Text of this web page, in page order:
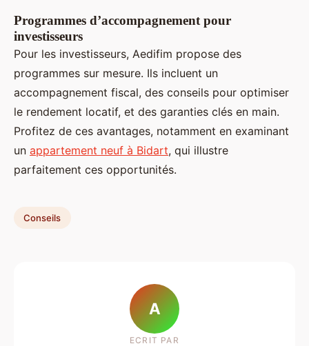
Programmes d’accompagnement pour
investisseurs
Pour les investisseurs, Aedifim propose des
programmes sur mesure. Ils incluent un
accompagnement fiscal, des conseils pour optimiser
le rendement locatif, et des garanties clés en main.
Profitez de ces avantages, notamment en examinant
un appartement neuf à Bidart, qui illustre
parfaitement ces opportunités.
Conseils
A
ECRIT PAR